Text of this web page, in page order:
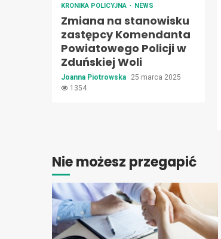
KRONIKA POLICYJNA NEWS
Zmiana na stanowisku
zastępcy Komendanta
Powiatowego Policji w
Zduńskiej Woli
Joanna Piotrowska
25 marca 2025
1354
Nie możesz przegapić